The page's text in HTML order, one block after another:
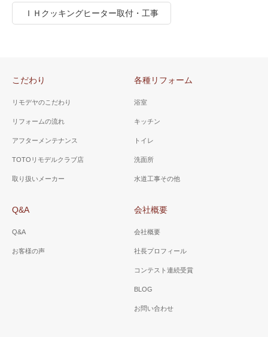
ＩＨクッキングヒーター取付・工事
こだわり
リモデヤのこだわり
リフォームの流れ
アフターメンテナンス
TOTOリモデルクラブ店
取り扱いメーカー
各種リフォーム
浴室
キッチン
トイレ
洗面所
水道工事その他
Q&A
Q&A
お客様の声
会社概要
会社概要
社長プロフィール
コンテスト連続受賞
BLOG
お問い合わせ